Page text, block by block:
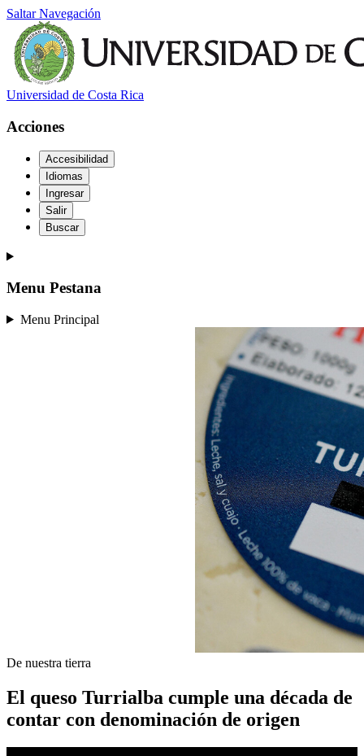
Saltar Navegación
Universidad de Costa Rica
Acciones
Accesibilidad
Idiomas
Ingresar
Salir
Buscar
Menu Pestana
Menu Principal
De nuestra tierra
El queso Turrialba cumple una década de
contar con denominación de origen